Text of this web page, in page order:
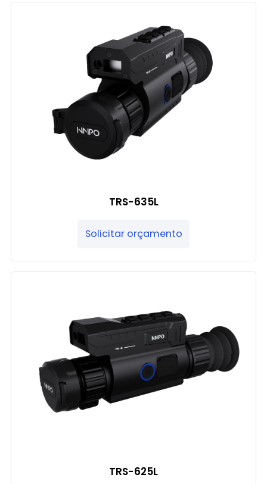
TRS-635L
Solicitar orçamento
TRS-625L